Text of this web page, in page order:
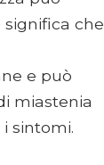
che
e può
miastenia
sintomi.